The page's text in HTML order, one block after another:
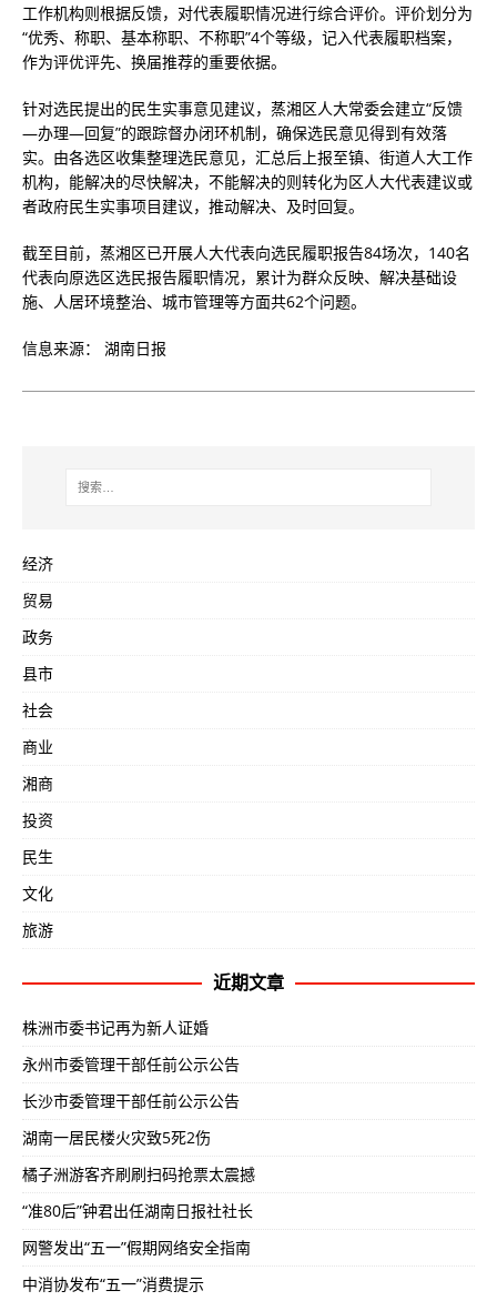
工作机构则根据反馈，对代表履职情况进行综合评价。评价划分为
“优秀、称职、基本称职、不称职”4个等级，记入代表履职档案，
作为评优评先、换届推荐的重要依据。
针对选民提出的民生实事意见建议，蒸湘区人大常委会建立“反馈
—办理—回复”的跟踪督办闭环机制，确保选民意见得到有效落
实。由各选区收集整理选民意见，汇总后上报至镇、街道人大工作
机构，能解决的尽快解决，不能解决的则转化为区人大代表建议或
者政府民生实事项目建议，推动解决、及时回复。
截至目前，蒸湘区已开展人大代表向选民履职报告84场次，140名
代表向原选区选民报告履职情况，累计为群众反映、解决基础设
施、人居环境整治、城市管理等方面共62个问题。
信息来源： 湖南日报
经济
贸易
政务
县市
社会
商业
湘商
投资
民生
文化
旅游
近期文章
株洲市委书记再为新人证婚
永州市委管理干部任前公示公告
长沙市委管理干部任前公示公告
湖南一居民楼火灾致5死2伤
橘子洲游客齐刷刷扫码抢票太震撼
“准80后”钟君出任湖南日报社社长
网警发出“五一”假期网络安全指南
中消协发布“五一”消费提示